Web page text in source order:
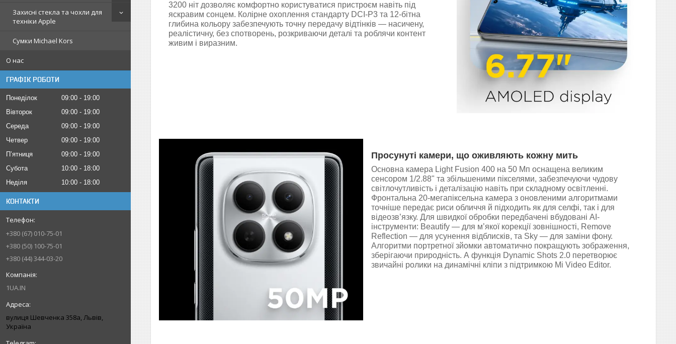
Захисні стекла та чохли для
техніки Apple
Сумки Michael Kors
О нас
ГРАФІК РОБОТИ
Понеділок 09:00
19:00
Вівторок
09:00
19:00
Середа
09:00
19:00
Четвер
09:00
19:00
Пʼятниця
09:00
19:00
Субота
10:00
18:00
Неділя
10:00 18:00
КОНТАКТИ
+380 (67) 010-75-01
+380 (50) 100-75-01
+380 (44) 344-03-20
1UA.IN
вулиця Шевченка 358а, Львів,
Україна
3200 ніт дозволяє комфортно користуватися пристроєм навіть під
яскравим сонцем. Колірне охоплення стандарту DCI-P3 та 12-бітна
глибина кольору забезпечують точну передачу відтінків — насичену,
реалістичну, без спотворень, розкриваючи деталі та роблячи контент
живим і виразним.
Просунуті камери, що оживляють кожну мить
Основна камера Light Fusion 400 на 50 Мп оснащена великим
сенсором 1/2.88" та збільшеними пікселями, забезпечуючи чудову
світлочутливість і деталізацію навіть при складному освітленні.
Фронтальна 20-мегапіксельна камера з оновленими алгоритмами
точніше передає риси обличчя й підходить як для селфі, так і для
відеозв’язку. Для швидкої обробки передбачені вбудовані AI-
інструменти: Beautify — для м’якої корекції зовнішності, Remove
Reflection — для усунення відблисків, та Sky — для заміни фону.
Алгоритми портретної зйомки автоматично покращують зображення,
зберігаючи природність. А функція Dynamic Shots 2.0 перетворює
звичайні ролики на динамічні кліпи з підтримкою Mi Video Editor.